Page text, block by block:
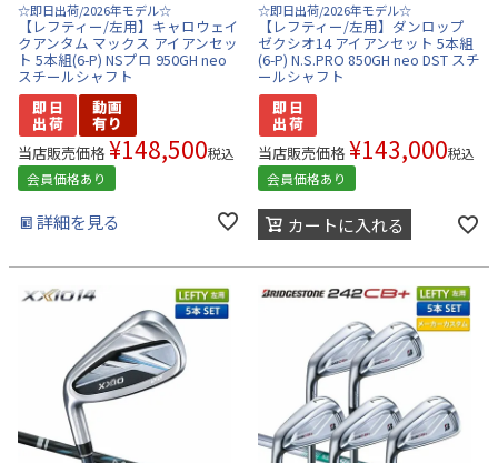
☆即日出荷/2026年モデル☆
【レフティー/左用】キャロウェイ
クアンタム マックス アイアンセッ
ト 5本組(6-P) NSプロ 950GH neo
スチールシャフト
当店販売価格 ¥148,500税込
会員価格あり
詳細を見る
☆即日出荷/2026年モデル☆
【レフティー/左用】ダンロップ
ゼクシオ14 アイアンセット 5本組
(6-P) N.S.PRO 850GH neo DST スチ
ールシャフト
当店販売価格 ¥143,000税込
会員価格あり
カートに入れる